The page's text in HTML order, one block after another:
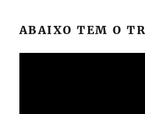
ABAIXO TEM O